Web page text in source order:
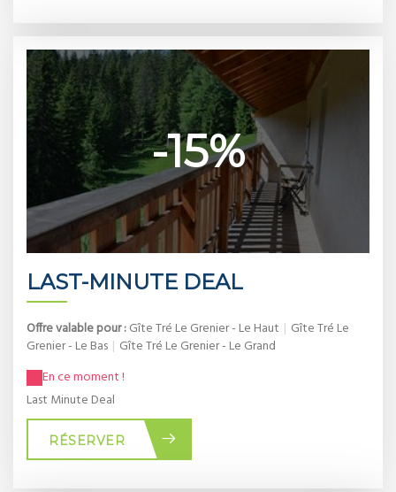
-15%
LAST-MINUTE DEAL
Offre valable pour :Gîte Tré Le Grenier - Le Haut | Gîte Tré Le
Grenier - Le Bas | Gîte Tré Le Grenier - Le Grand
En ce moment !
Last Minute Deal
RÉSERVER